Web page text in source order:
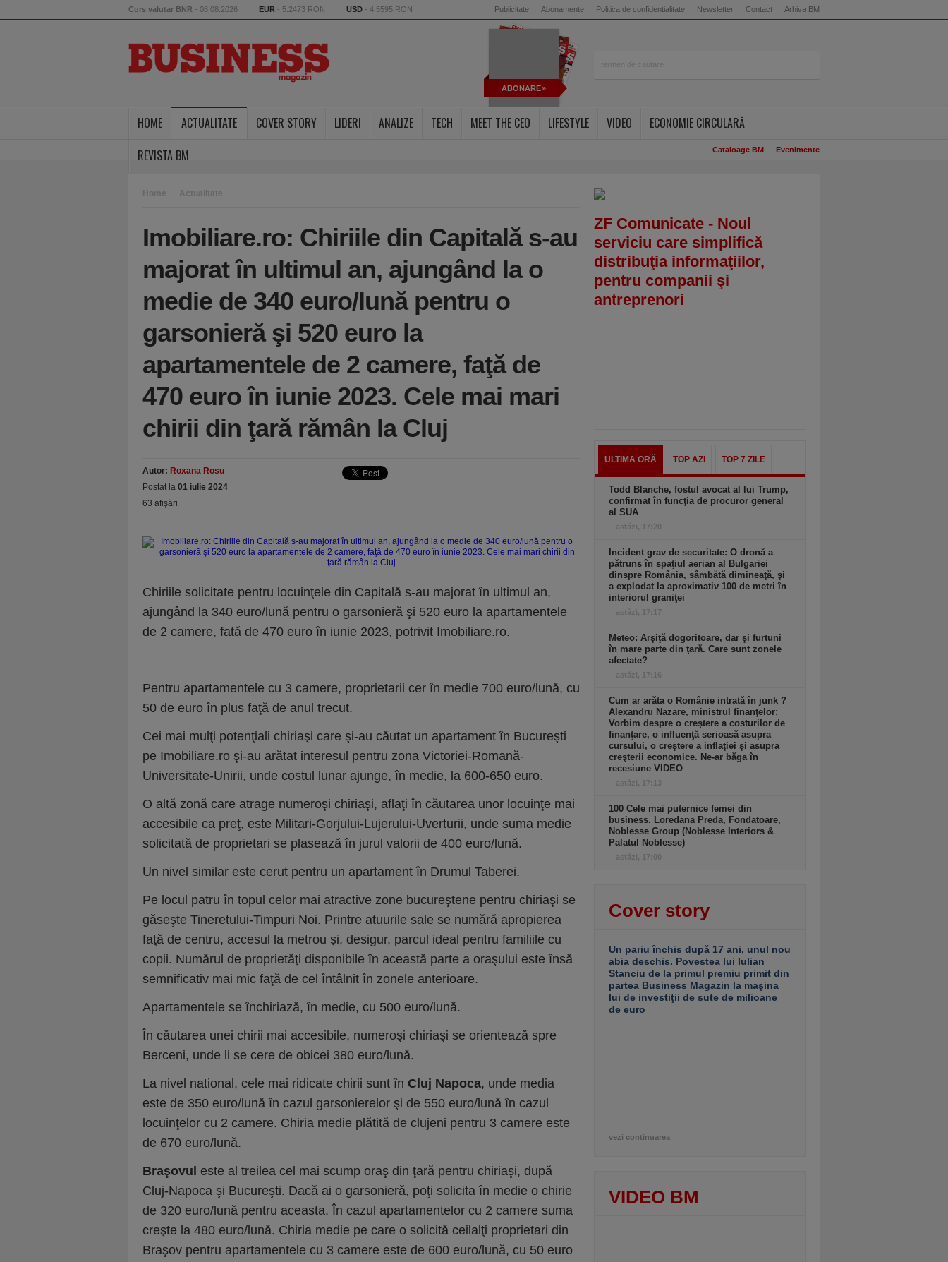
Curs valutar BNR - 08.08.2026 EUR - 5.2473 RON USD - 4.5595 RON Publicitate Abonamente Politica de confidentialitate Newsletter Contact Arhiva BM
ABONARE
HOME ACTUALITATE COVER STORY LIDERI ANALIZE TECH MEET THE CEO LIFESTYLE VIDEO
ECONOMIE CIRCULARĂ
REVISTA BM
Cataloage BM Evenimente
Home Actualitate
Imobiliare.ro: Chiriile din Capitală s-au
majorat în ultimul an, ajungând la o
medie de 340 euro/lună pentru o
garsonieră şi 520 euro la
apartamentele de 2 camere, faţă de
470 euro în iunie 2023. Cele mai mari
chirii din ţară rămân la Cluj
Autor: Roxana Rosu
Postat la 01 iulie 2024
63 afişări
Chiriile solicitate pentru locuinţele din Capitală s-au majorat în ultimul an,
ajungând la 340 euro/lună pentru o garsonieră şi 520 euro la apartamentele
de 2 camere, fată de 470 euro în iunie 2023, potrivit Imobiliare.ro.
Pentru apartamentele cu 3 camere, proprietarii cer în medie 700 euro/lună, cu
50 de euro în plus faţă de anul trecut.
Cei mai mulţi potenţiali chiriaşi care şi-au căutat un apartament în Bucureşti
pe Imobiliare.ro şi-au arătat interesul pentru zona Victoriei-Romană-
Universitate-Unirii, unde costul lunar ajunge, în medie, la 600-650 euro.
O altă zonă care atrage numeroşi chiriaşi, aflaţi în căutarea unor locuinţe mai
accesibile ca preţ, este Militari-Gorjului-Lujerului-Uverturii, unde suma medie
solicitată de proprietari se plasează în jurul valorii de 400 euro/lună.
Un nivel similar este cerut pentru un apartament în Drumul Taberei.
Pe locul patru în topul celor mai atractive zone bucureştene pentru chiriaşi se
găseşte Tineretului-Timpuri Noi. Printre atuurile sale se numără apropierea
faţă de centru, accesul la metrou şi, desigur, parcul ideal pentru familiile cu
copii. Numărul de proprietăţi disponibile în această parte a oraşului este însă
semnificativ mai mic faţă de cel întâlnit în zonele anterioare.
Apartamentele se închiriază, în medie, cu 500 euro/lună.
În căutarea unei chirii mai accesibile, numeroşi chiriaşi se orientează spre
Berceni, unde li se cere de obicei 380 euro/lună.
La nivel national, cele mai ridicate chirii sunt în Cluj Napoca, unde media
este de 350 euro/lună în cazul garsonierelor şi de 550 euro/lună în cazul
locuinţelor cu 2 camere. Chiria medie plătită de clujeni pentru 3 camere este
de 670 euro/lună.
Braşovul este al treilea cel mai scump oraş din ţară pentru chiriaşi, după
Cluj-Napoca şi Bucureşti. Dacă ai o garsonieră, poţi solicita în medie o chirie
de 320 euro/lună pentru aceasta. În cazul apartamentelor cu 2 camere suma
creşte la 480 euro/lună. Chiria medie pe care o solicită ceilalţi proprietari din
Braşov pentru apartamentele cu 3 camere este de 600 euro/lună, cu 50 euro
ZF Comunicate - Noul
serviciu care simplifică
distribuţia informaţiilor,
pentru companii şi
antreprenori
ULTIMA ORĂ TOP AZI TOP 7 ZILE
Todd Blanche, fostul avocat al lui Trump,
confirmat în funcţia de procuror general
al SUA
astăzi, 17:20
Incident grav de securitate: O dronă a
pătruns în spaţiul aerian al Bulgariei
dinspre România, sâmbătă dimineaţă, şi
a explodat la aproximativ 100 de metri în
interiorul graniţei
astăzi, 17:17
Meteo: Arşiţă dogoritoare, dar şi furtuni
în mare parte din ţară. Care sunt zonele
afectate?
astăzi, 17:16
Cum ar arăta o Românie intrată în junk ?
Alexandru Nazare, ministrul finanţelor:
Vorbim despre o creştere a costurilor de
finanţare, o influenţă serioasă asupra
cursului, o creştere a inflaţiei şi asupra
creşterii economice. Ne-ar băga în
recesiune VIDEO
astăzi, 17:13
100 Cele mai puternice femei din
business. Loredana Preda, Fondatoare,
Noblesse Group (Noblesse Interiors &
Palatul Noblesse)
astăzi, 17:00
Cover story
Un pariu închis după 17 ani, unul nou
abia deschis. Povestea lui Iulian
Stanciu de la primul premiu primit din
partea Business Magazin la maşina
lui de investiţii de sute de milioane
de euro
vezi continuarea
VIDEO BM